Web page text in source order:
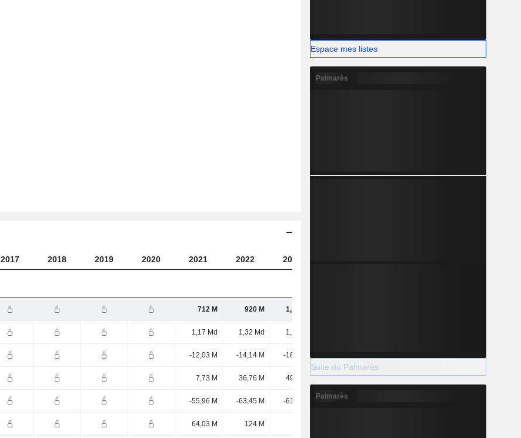
2017 2018 2019 2020 2021 2022 2023
712 M 920 M 1,14 Md
1,17 Md 1,32 Md 1,38 Md
-12,03 M -14,14 M -18,37 M
7,73 M 36,76 M 49,53 M 51,22 M 56,71 M
-55,96 M -63,45 M -61,47 M -85,05 M
64,03 M 124 M
Espace mes listes
Palmarès
Suite du Palmarès
Palmarès